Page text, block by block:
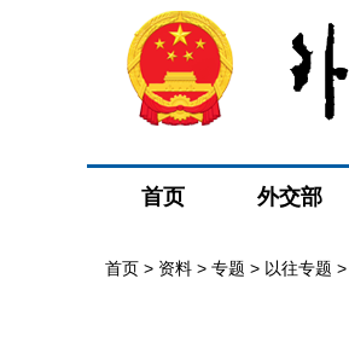
首页 外交部
首页 > 资料 > 专题 > 以往专题 >